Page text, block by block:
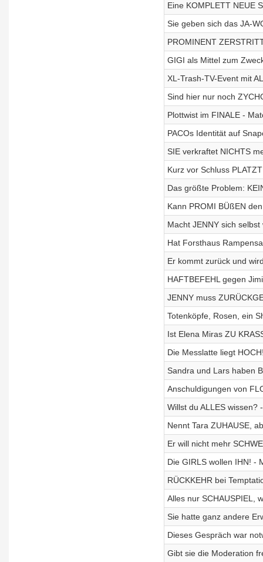
Eine KOMPLETT NEUE
Sie geben sich das JA-
PROMINENT
GIGI als Mittel zum
XL-Trash-TV-Event mit
Sind hier nur noch
Plottwist im FINALE -
PACOs Identität auf
SIE verkraftet NICHTS
Kurz vor Schluss
Das größte Problem:
Kann PROMI BÜßEN
Macht JENNY sich
Hat Forsthaus
Er kommt zurück und
HAFTBEFEHL gegen
JENNY muss
Totenköpfe, Rosen, ein
Ist Elena Miras ZU
Die Messlatte liegt
Sandra und Lars haben
Anschuldigungen von
Willst du ALLES wissen?
Nennt Tara ZUHAUSE,
Er will nicht mehr
Die GIRLS wollen IHN! -
RÜCKKEHR bei
Alles nur SCHAUSPIEL,
Sie hatte ganz andere
Dieses Gespräch war
Gibt sie die Moderation